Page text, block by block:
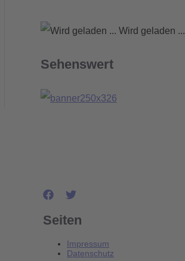
Wird geladen ...
Sehenswert
Seiten
Impressum
Datenschutz